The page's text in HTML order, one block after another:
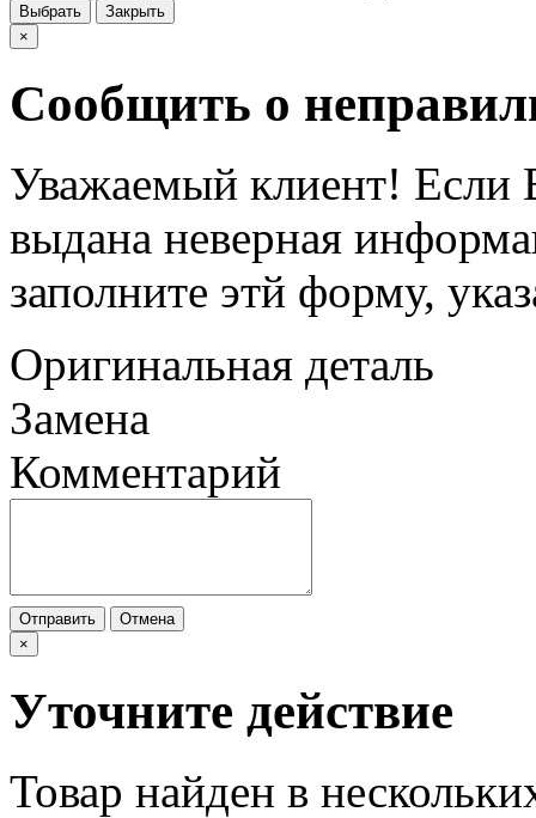
Выбрать
Закрыть
×
Сообщить о
Уважаемый клиент! Если
выдана неверная
заполните этй форму,
Оригинальная деталь
Замена
Комментарий
Отправить
Отмена
×
Уточните действие
Товар найден в